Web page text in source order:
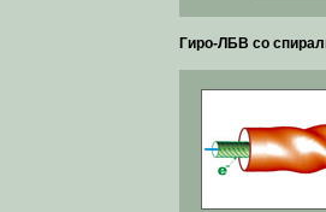
Гиро-ЛБВ со